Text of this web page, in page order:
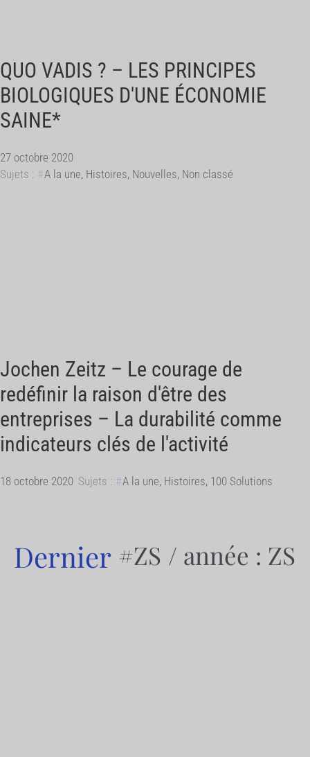
QUO VADIS ? – LES PRINCIPES
BIOLOGIQUES D'UNE ÉCONOMIE
SAINE*
27 octobre 2020
Sujets :
A la une, Histoires, Nouvelles, Non classé
Jochen Zeitz – Le courage de
redéfinir la raison d'être des
entreprises – La durabilité comme
indicateurs clés de l'activité
18 octobre 2020 Sujets : A la une, Histoires, 100 Solutions
Dernier #ZS / année : ZS